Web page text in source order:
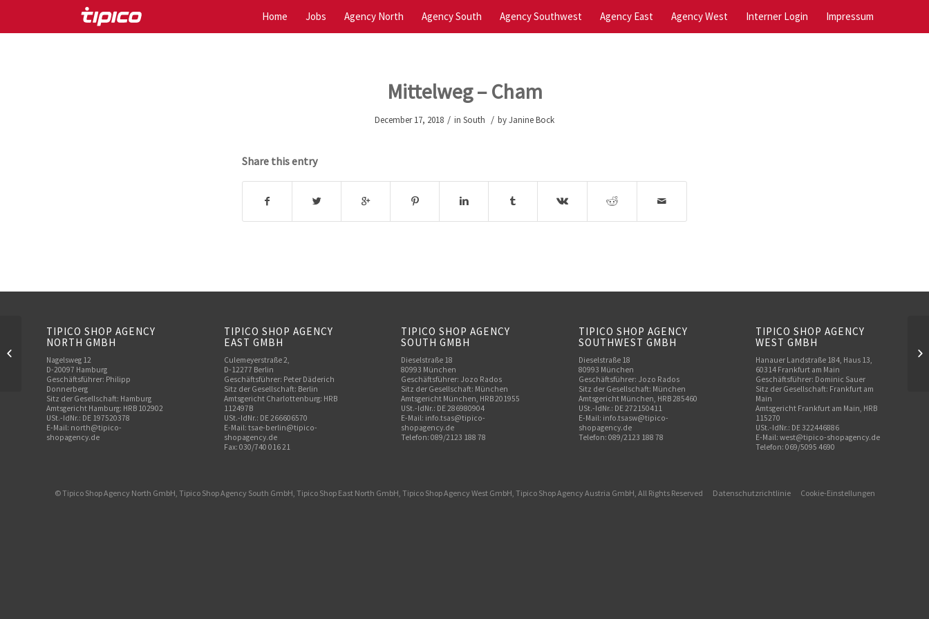
Home Jobs Agency North Agency South Agency Southwest Agency East Agency West Interner Login Impressum
Mittelweg – Cham
December 17, 2018 / in South / byJanine Bock
Share this entry
TIPICO SHOP AGENCY
NORTH GMBH
Nagelsweg 12
D-20097 Hamburg
Geschäftsführer: Philipp
Donnerberg
Sitz der Gesellschaft: Hamburg
Amtsgericht Hamburg: HRB 102902
USt.-IdNr.: DE 197520378
E-Mail: north@tipico-
shopagency.de
TIPICO SHOP AGENCY
EAST GMBH
Culemeyerstraße 2,
D-12277 Berlin
Geschäftsführer: Peter Däderich
Sitz der Gesellschaft: Berlin
Amtsgericht Charlottenburg: HRB
112497B
USt.-IdNr.: DE 266606570
E-Mail: tsae-berlin@tipico-
shopagency.de
Fax: 030/740 016 21
TIPICO SHOP AGENCY
SOUTH GMBH
Dieselstraße 18
80993 München
Geschäftsführer: Jozo Rados
Sitz der Gesellschaft: München
Amtsgericht München, HRB 201955
USt.-IdNr.: DE 286980904
E-Mail: info.tsas@tipico-
shopagency.de
Telefon: 089/2123 188 78
TIPICO SHOP AGENCY
SOUTHWEST GMBH
Dieselstraße 18
80993 München
Geschäftsführer: Jozo Rados
Sitz der Gesellschaft: München
Amtsgericht München, HRB 285460
USt.-IdNr.: DE 272150411
E-Mail: info.tsasw@tipico-
shopagency.de
Telefon: 089/2123 188 78
TIPICO SHOP AGENCY
WEST GMBH
Hanauer Landstraße 184, Haus 13,
60314 Frankfurt am Main
Geschäftsführer: Dominic Sauer
Sitz der Gesellschaft: Frankfurt am
Main
Amtsgericht Frankfurt am Main, HRB
115270
USt.-IdNr.: DE 322446886
E-Mail: west@tipico-shopagency.de
Telefon: 069/5095 4690
© Tipico Shop Agency North GmbH, Tipico Shop Agency South GmbH, Tipico Shop East North GmbH, Tipico Shop Agency West GmbH, Tipico Shop Agency Austria GmbH, All Rights Reserved Datenschutzrichtlinie Cookie-Einstellungen